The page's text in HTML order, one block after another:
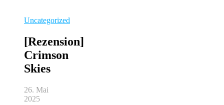
Uncategorized
[Rezension]
Crimson
Skies
26. Mai
2025